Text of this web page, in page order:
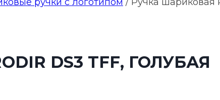
DS3 TFF, ГОЛУБАЯ